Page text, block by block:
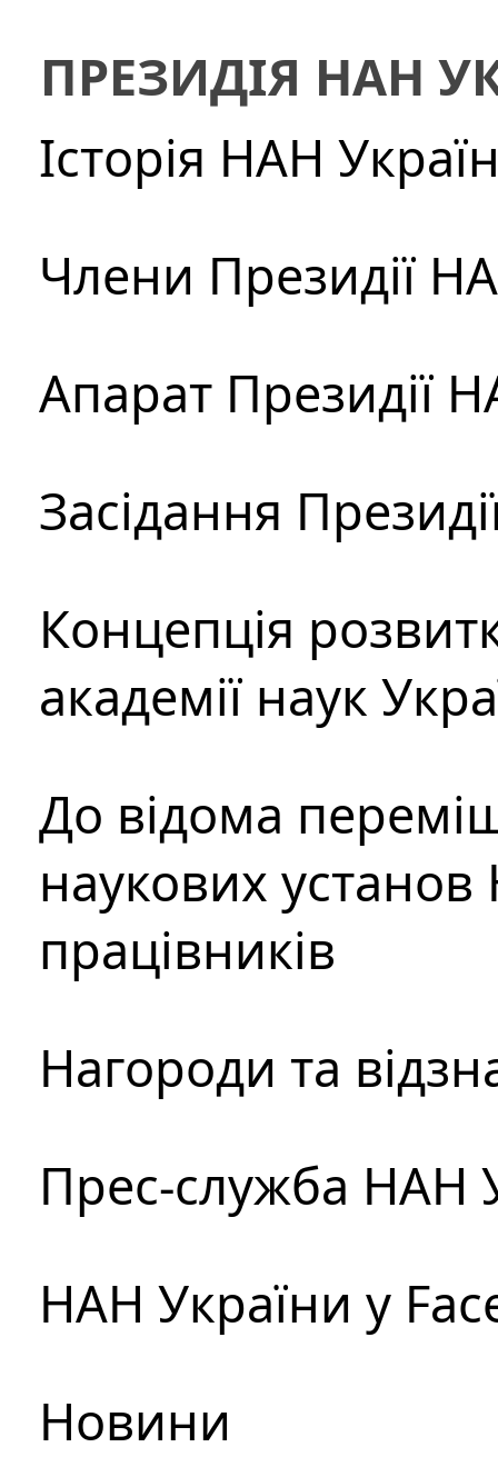
ПРЕЗИДІЯ НАН
Історія НАН
Члени Президії
Апарат Президії
Засідання
Концепція
академії наук
До відома
наукових установ
працівників
Нагороди та
Прес-служба НАН
НАН України у
Новини